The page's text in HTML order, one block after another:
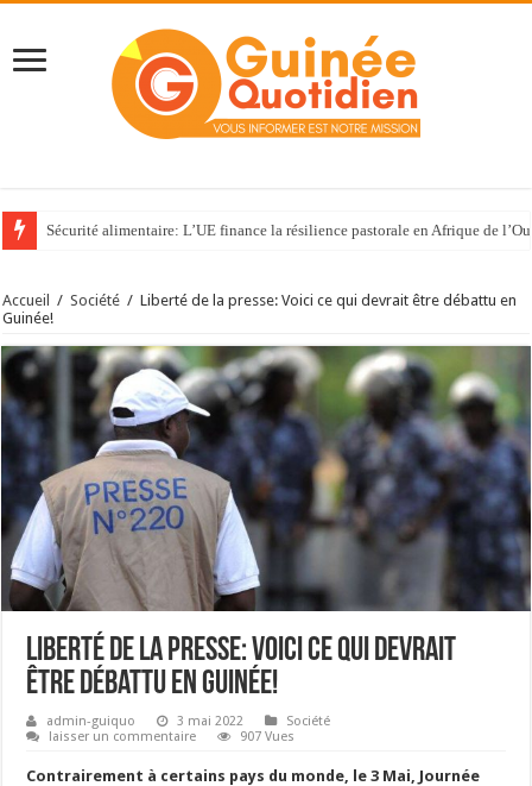
Sécurité alimentaire: L’UE finance la résilience pastorale en Afrique de
Accueil / Société / Liberté de la presse: Voici ce qui devrait être débattu en
Guinée!
Liberté de la presse: Voici ce qui devrait
être débattu en Guinée!
admin-guiquo 3 mai 2022
Société
laisser un commentaire
907 Vues
Contrairement à certains pays du monde, le 3 Mai, Journée